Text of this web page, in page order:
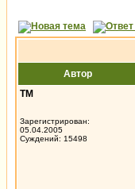
Автор
ТМ
Зарегистрирован:
05.04.2005
Суждений: 15498